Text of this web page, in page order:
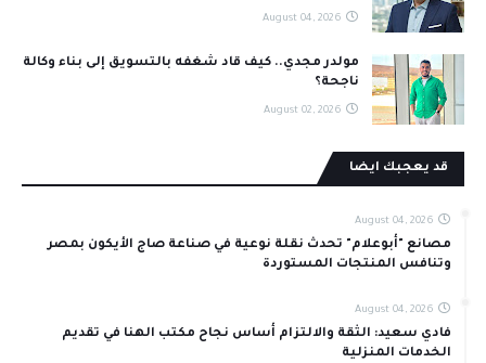
August 04, 2026
مولدر مجدي.. كيف قاد شغفه بالتسويق إلى بناء وكالة
ناجحة؟
August 02, 2026
قد يعجبك ايضا
August 04, 2026
مصانع "أبوعلام" تحدث نقلة نوعية في صناعة صاج الأيكون بمصر
وتنافس المنتجات المستوردة
August 04, 2026
فادي سعيد: الثقة والالتزام أساس نجاح مكتب الهنا في تقديم
الخدمات المنزلية